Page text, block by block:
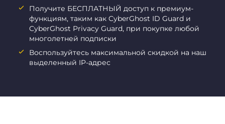
Получите БЕСПЛАТНЫЙ доступ к премиум-
функциям, таким как CyberGhost ID Guard и
CyberGhost Privacy Guard, при покупке любой
многолетней подписки
Воспользуйтесь максимальной скидкой на наш
выделенный IP-адрес